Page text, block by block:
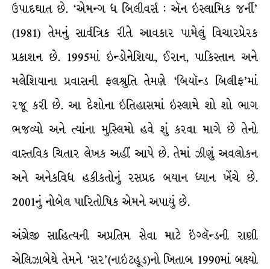
ઉપાદઘાત છે. ‘એમન્ગ ધ બિલીવર્સ : ઍન ઇસ્લામિક જર્ની’
(1981) તેમનું સાર્વત્રિક રીતે આવકાર પામેલું વિચારપ્રેરક
પ્રકાશન છે. 1995માં ઇન્ડોનેશિયા, ઈરાન, પાકિસ્તાન અને
મલેશિયાના પ્રવાસની ફલશ્રુતિ તેમણે ‘બિયૉન્ડ બિલીફ’માં
રજૂ કરી છે. આ દેશોના ઇતિહાસમાં ઇસ્લામે શો શો ભાગ
ભજવ્યો અને ત્યાંના મુસ્લિમો હવે શું કરવા માગે છે તેનો
વાસ્તવિક ચિતાર લેખક અહીં આપે છે. તેમાં ઝીણું અવલોકન
અને અનેકવિધ હકીકતોનું રસપ્રદ બયાન ધ્યાન ખેંચે છે.
2001નું નોબેલ પારિતોષિક એમને અપાયું છે.
અંગ્રેજી સાહિત્યની અપ્રતિમ સેવા માટે ઇંગ્લૅન્ડની રાણી
એલિઝાબેથે તેમને ‘સર’(નાઇટહૂડ)નો ખિતાબ 1990માં બક્ષ્યો